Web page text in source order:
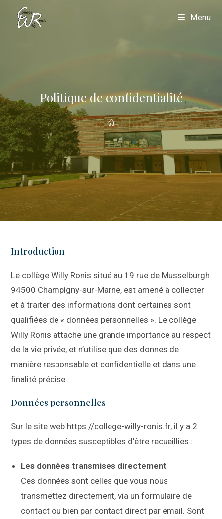
Menu
Politique de confidentialité
Introduction
Le collège Willy Ronis situé au 19 rue de Musselburgh
94500 Champigny-sur-Marne, est amené à collecter
et à traiter des informations dont certaines sont
qualifiées de « données personnelles ». Le collège
Willy Ronis attache une grande importance au respect
de la vie privée, et n’utilise que des donnes de
manière responsable et confidentielle et dans une
finalité précise.
Données personnelles
Sur le site web https://college-willy-ronis.fr, il y a 2
types de données susceptibles d’être recueillies :
Les données transmises directement
Ces données sont celles que vous nous
transmettez directement, via un formulaire de
contact ou bien par contact direct par email. Sont